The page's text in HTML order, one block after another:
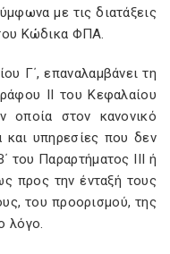
με τις διατάξεις
Κώδικα ΦΠΑ.
Γ΄, επαναλαμβάνει τη
ΙΙ του Κεφαλαίου
οποία στον κανονικό
και υπηρεσίες που δεν
του Παραρτήματος ΙΙΙ ή
προς την ένταξή τους
του προορισμού, της
λόγο.